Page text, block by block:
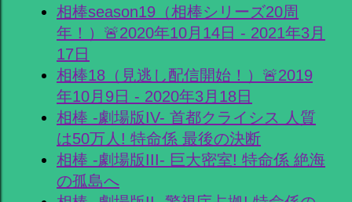
相棒season19（相棒シリーズ20周
年！）🚨2020年10月14日 - 2021年3月
17日
相棒18（見逃し配信開始！）🚨2019
年10月9日 - 2020年3月18日
相棒 -劇場版IV- 首都クライシス 人質
は50万人! 特命係 最後の決断
相棒 -劇場版III- 巨大密室! 特命係 絶海
の孤島へ